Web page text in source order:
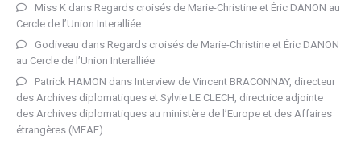
Miss K dans Regards croisés de Marie-Christine et Éric DANON au
Cercle de l’Union Interalliée
Godiveau dans Regards croisés de Marie-Christine et Éric DANON
au Cercle de l’Union Interalliée
Patrick HAMON dans Interview de Vincent BRACONNAY, directeur
des Archives diplomatiques et Sylvie LE CLECH, directrice adjointe
des Archives diplomatiques au ministère de l’Europe et des Affaires
étrangères (MEAE)